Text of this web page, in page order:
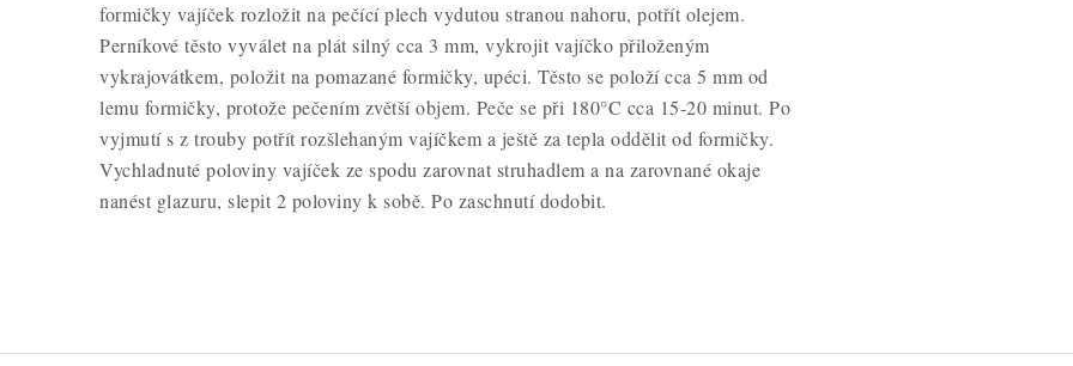
formičky vajíček rozložit na pečící plech vydutou stranou nahoru, potřít olejem.
Perníkové těsto vyválet na plát silný cca 3 mm, vykrojit vajíčko přiloženým
vykrajovátkem, položit na pomazané formičky, upéci. Těsto se položí cca 5 mm od
lemu formičky, protože pečením zvětší objem. Peče se při 180°C cca 15-20 minut. Po
vyjmutí s z trouby potřít rozšlehaným vajíčkem a ještě za tepla oddělit od formičky.
Vychladnuté poloviny vajíček ze spodu zarovnat struhadlem a na zarovnané okaje
nanést glazuru, slepit 2 poloviny k sobě. Po zaschnutí dodobit.